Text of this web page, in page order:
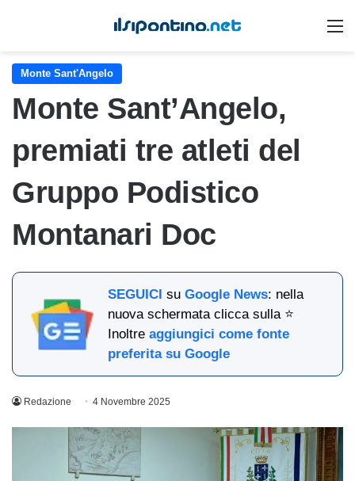
Monte Sant'Angelo
Monte Sant’Angelo,
premiati tre atleti del
Gruppo Podistico
Montanari Doc
SEGUICI suGoogle News: nella
nuova schermata clicca sulla ⭐
Inoltreaggiungici come fonte
preferita su Google
Redazione 4 Novembre 2025